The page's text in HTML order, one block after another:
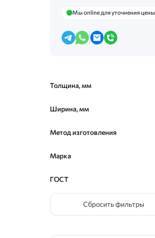
Мы online для уточнения цены
Толщина, мм
Ширина, мм
Метод изготовления
Марка
ГОСТ
Сбросить фильтры